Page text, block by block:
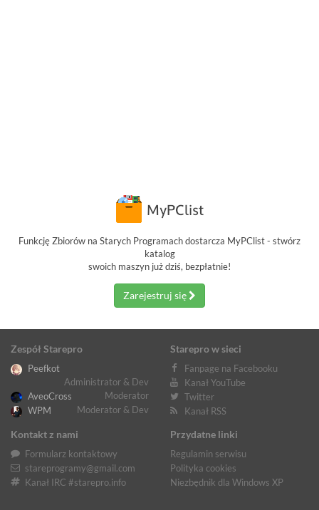
Funkcję Zbiorów na Starych Programach dostarcza MyPClist - stwórz
katalog
swoich maszyn już dziś, bezpłatnie!
Zarejestruj się
Zespół Starepro
Peefkot
Administrator & Dev
AveoCross
Moderator
WPM
Moderator & Dev
Starepro w sieci
Fanpage na Facebooku
Kanał YouTube
Twitter
Kanał RSS
Kontakt z nami
Formularz kontaktowy
stareprogramy@gmail.com
Kanał IRC #starepro.info
Przydatne linki
Regulamin serwisu
Polityka cookies
Niezbędnik dla Windows XP